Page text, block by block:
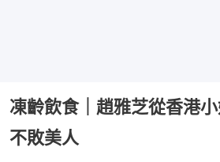
凍齡飲食｜趙雅芝從香港
不敗美人